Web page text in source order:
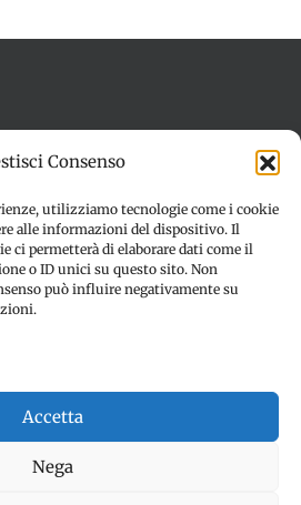
Consenso
utilizziamo tecnologie come i cookie
alle informazioni del dispositivo. Il
ci permetterà di elaborare dati come il
o ID unici su questo sito. Non
può influire negativamente su
Accetta
Nega
| SPETTACOLI EVENTI - CIVITANOVA
iva: 01907890436 | ALL RIGHTS
with ❤️ by